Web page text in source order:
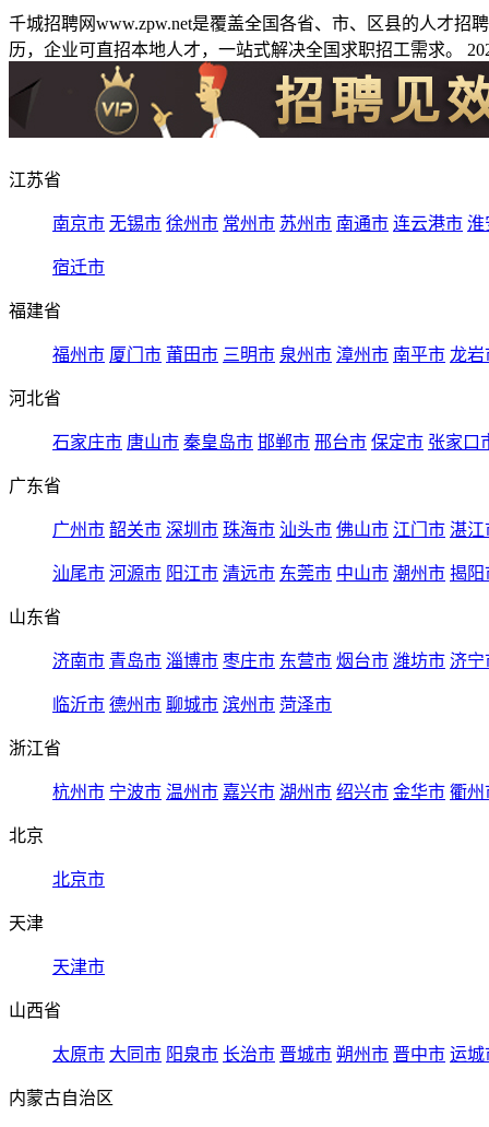
千城招聘网www.zpw.net是覆盖全国各省、市、区县的人才
历，企业可直招本地人才，一站式解决全国求职招工需求。
江苏省
南京市 无锡市 徐州市 常州市 苏州市 南通市 连云港市 淮
宿迁市
福建省
福州市 厦门市 莆田市 三明市 泉州市 漳州市 南平市 龙岩
河北省
石家庄市 唐山市 秦皇岛市 邯郸市 邢台市 保定市 张家口
广东省
广州市 韶关市 深圳市 珠海市 汕头市 佛山市 江门市 湛江
汕尾市 河源市 阳江市 清远市 东莞市 中山市 潮州市 揭阳
山东省
济南市 青岛市 淄博市 枣庄市 东营市 烟台市 潍坊市 济宁
临沂市 德州市 聊城市 滨州市 菏泽市
浙江省
杭州市 宁波市 温州市 嘉兴市 湖州市 绍兴市 金华市 衢州
北京
北京市
天津
天津市
山西省
太原市 大同市 阳泉市 长治市 晋城市 朔州市 晋中市 运城
内蒙古自治区